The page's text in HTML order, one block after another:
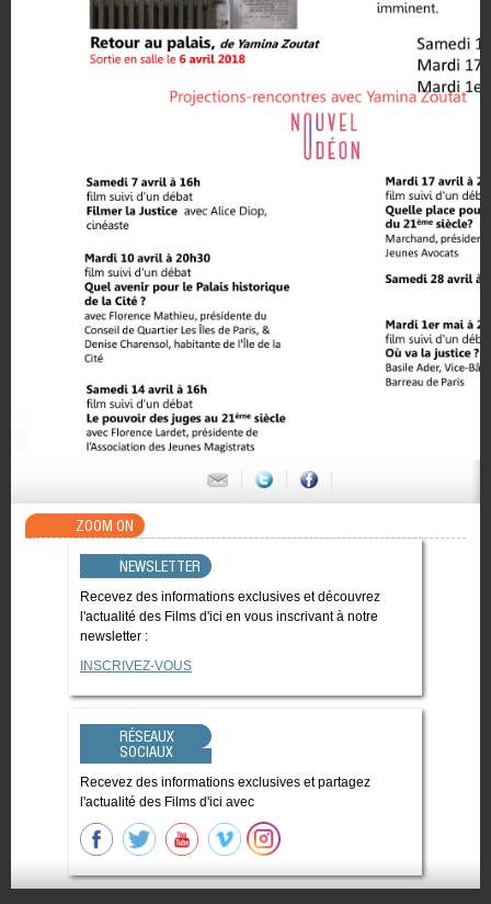
ZOOM ON
NEWSLETTER
Recevez des informations exclusives et découvrez
l'actualité des Films d'ici en vous inscrivant à notre
newsletter :
INSCRIVEZ-VOUS
RÉSEAUX
SOCIAUX
Recevez des informations exclusives et partagez
l'actualité des Films d'ici avec